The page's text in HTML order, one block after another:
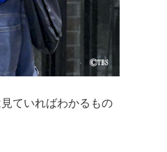
ていればわかるもの